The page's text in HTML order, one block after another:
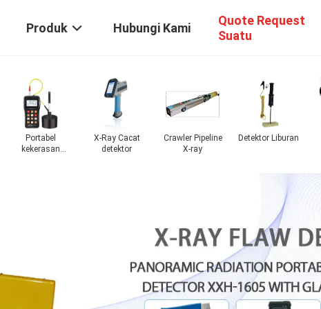
Produk Hubungi Kami
Quote Request
Suatu
Micro Vickers
hardness tester
Alat Uji
Kekerasan
Meteran Getaran
Tester